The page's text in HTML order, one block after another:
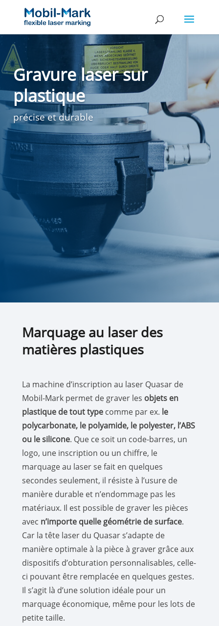
Gravure laser sur
plastique
précise et durable
Marquage au laser des
matières plastiques
La machine d’inscription au laser Quasar de
Mobil-Mark permet de graver les objets en
plastique de tout typecomme par ex. le
polycarbonate, le polyamide, le polyester, l’ABS
ou le silicone. Que ce soit un code-barres, un
logo, une inscription ou un chiffre, le
marquage au laser se fait en quelques
secondes seulement, il résiste à l’usure de
manière durable et n’endommage pas les
matériaux. Il est possible de graver les pièces
avec n’importe quelle géométrie de surface.
Car la tête laser du Quasar s’adapte de
manière optimale à la pièce à graver grâce aux
dispositifs d’obturation personnalisables, celle-
ci pouvant être remplacée en quelques gestes.
Il s’agit là d’une solution idéale pour un
marquage économique, même pour les lots de
petite taille.